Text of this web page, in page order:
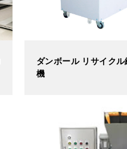
ダンボール リサイク
機